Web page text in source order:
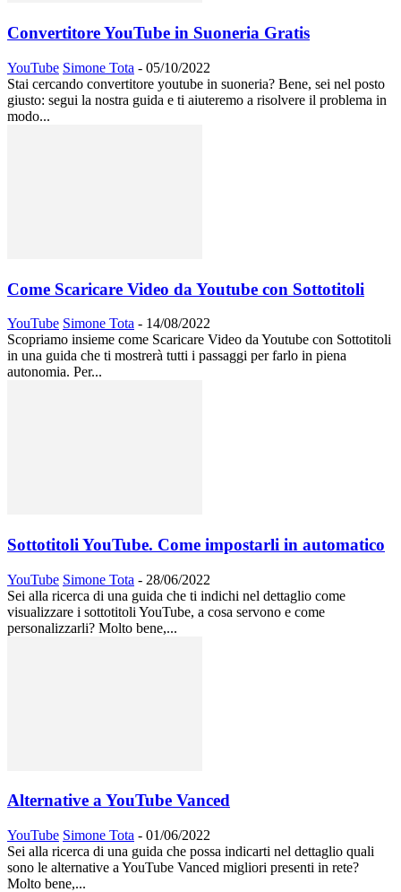
Convertitore YouTube in Suoneria Gratis
YouTube Simone Tota - 05/10/2022
Stai cercando convertitore youtube in suoneria? Bene, sei nel posto
giusto: segui la nostra guida e ti aiuteremo a risolvere il problema in
modo...
Come Scaricare Video da Youtube con Sottotitoli
YouTube Simone Tota - 14/08/2022
Scopriamo insieme come Scaricare Video da Youtube con Sottotitoli
in una guida che ti mostrerà tutti i passaggi per farlo in piena
autonomia. Per...
Sottotitoli YouTube. Come impostarli in automatico
YouTube Simone Tota - 28/06/2022
Sei alla ricerca di una guida che ti indichi nel dettaglio come
visualizzare i sottotitoli YouTube, a cosa servono e come
personalizzarli? Molto bene,...
Alternative a YouTube Vanced
YouTube Simone Tota - 01/06/2022
Sei alla ricerca di una guida che possa indicarti nel dettaglio quali
sono le alternative a YouTube Vanced migliori presenti in rete?
Molto bene,...